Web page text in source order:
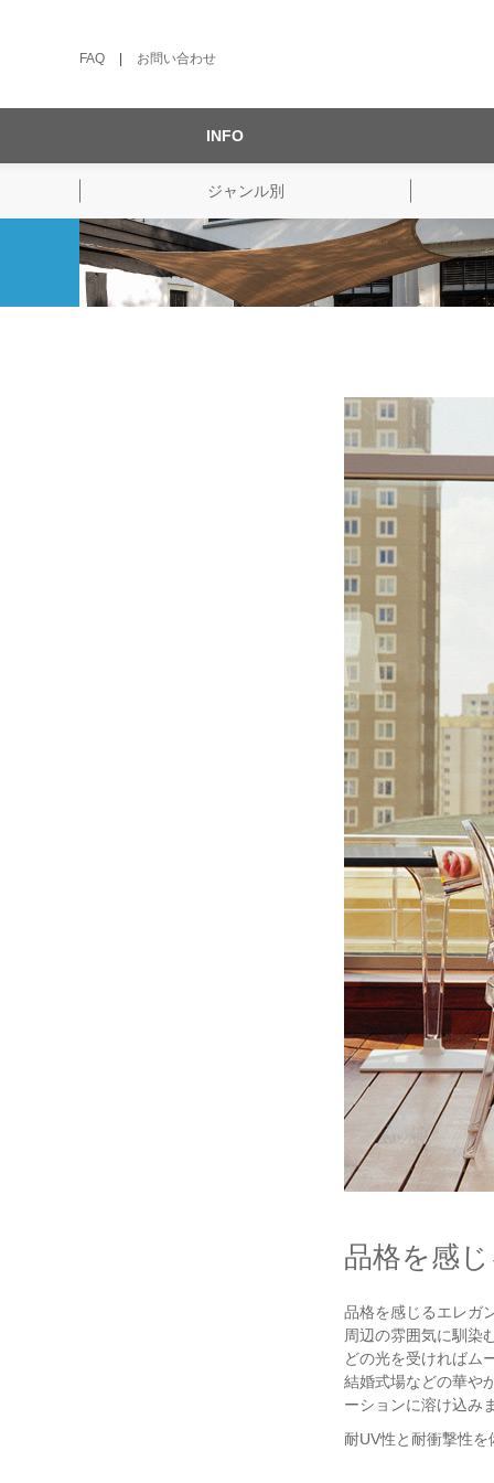
FAQ お問い合わせ
INFO
ジャンル別
品格を感
品格を感じるエレガ
周辺の雰囲気に馴染
どの光を受ければム
結婚式場などの華や
ーションに溶け込み
耐UV性と耐衝撃性